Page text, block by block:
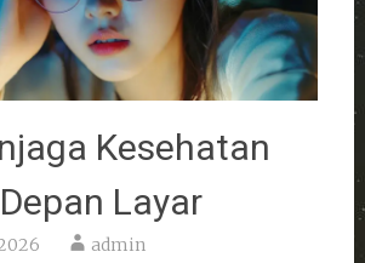
Kesehatan
Layar
admin